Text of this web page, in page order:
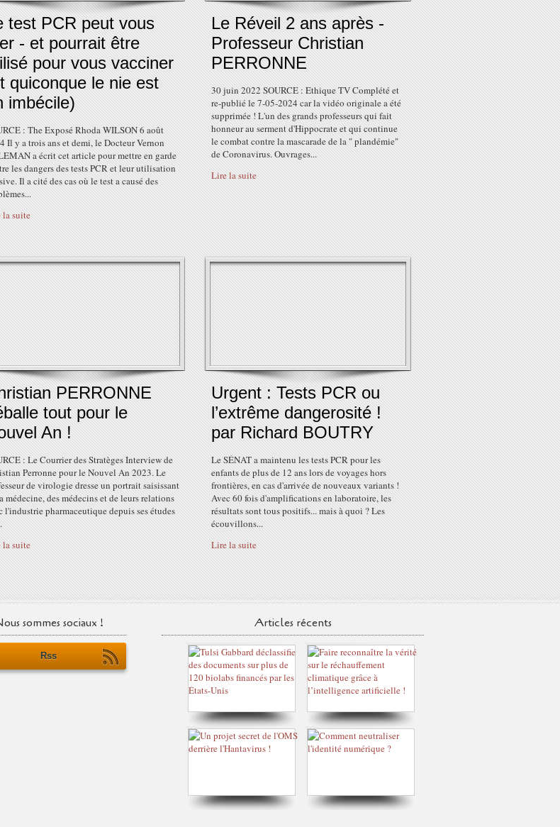
test PCR peut vous
- et pourrait être
pour vous vacciner
quiconque le nie est
imbécile)
: The Exposé Rhoda WILSON 6 août
Il y a trois ans et demi, le Docteur Vernon
a écrit cet article pour mettre en garde
les dangers des tests PCR et leur utilisation
Il a cité des cas où le test a causé des
la suite
Le Réveil 2 ans après -
Professeur Christian
PERRONNE
30 juin 2022 SOURCE : Ethique TV Complété et
re-publié le 7-05-2024 car la vidéo originale a été
supprimée ! L'un des grands professeurs qui fait
honneur au serment d'Hippocrate et qui continue
le combat contre la mascarade de la " plandémie"
de Coronavirus. Ouvrages...
Lire la suite
PERRONNE
tout pour le
An !
: Le Courrier des Stratèges Interview de
Perronne pour le Nouvel An 2023. Le
de virologie dresse un portrait saisissant
médecine, des médecins et de leurs relations
l'industrie pharmaceutique depuis ses études
la suite
Urgent : Tests PCR ou
l’extrême dangerosité !
par Richard BOUTRY
Le SÉNAT a maintenu les tests PCR pour les
enfants de plus de 12 ans lors de voyages hors
frontières, en cas d'arrivée de nouveaux variants !
Avec 60 fois d'amplifications en laboratoire, les
résultats sont tous positifs... mais à quoi ? Les
écouvillons...
Lire la suite
sommes sociaux !
Rss
Articles récents